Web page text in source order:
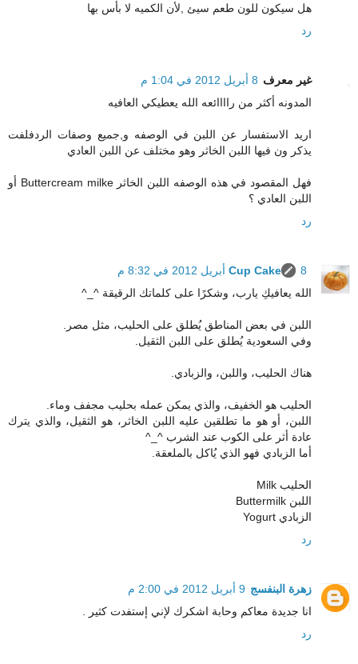
هل سيكون للون طعم سيئ ,لأن الكميه لا بأس بها
رد
غير معرف 8 أبريل 2012 في 1:04 م
المدونه أكثر من راااائعه الله يعطيكي العافيه
اريد الاستفسار عن اللبن في الوصفه و,جميع وصفات الردفلفت
يذكر ون فيها اللبن الخاثر وهو مختلف عن اللبن العادي
فهل المقصود في هذه الوصفه اللبن الخاثر Buttercream milke أو
اللبن العادي ؟
رد
Cup Cake
8 أبريل 2012 في 8:32 م
الله يعافيكِ يارب، وشكرًا على كلماتك الرقيقة ^_^
اللبن في بعض المناطق يُطلق على الحليب، مثل مصر.
وفي السعودية يُطلق على اللبن الثقيل.
هناك الحليب، واللبن، والزبادي.
الحليب هو الخفيف، والذي يمكن عمله بحليب مجفف وماء.
اللبن، أو هو ما تطلقين عليه اللبن الخاثر، هو الثقيل، والذي يترك
عادة أثر على الكوب عند الشرب ^_^
أما الزبادي فهو الذي يُاكل بالملعقة.
الحليب Milk
اللبن Buttermilk
الزبادي Yogurt
رد
زهرة البنفسج 9 أبريل 2012 في 2:00 م
انا جديدة معاكم وحابة اشكرك لإني إستفدت كثير .
رد